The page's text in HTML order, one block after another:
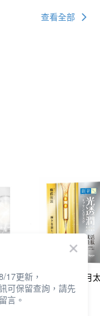
查看全部
面膜
肌研光透潤胜月
面膜4入-保濕
17更新，
可保留查詢，請先
言。